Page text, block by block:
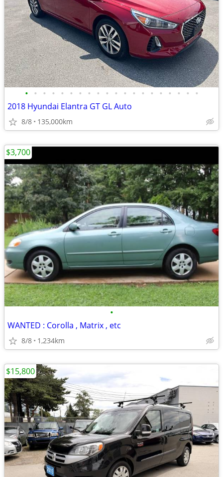
• • • • • • • • • • • • • • • • • • • •
2018 Hyundai Elantra GT GL Auto
8/8 135,000km
•
WANTED : Corolla , Matrix , etc
8/8 1,234km
$3,700
$15,800